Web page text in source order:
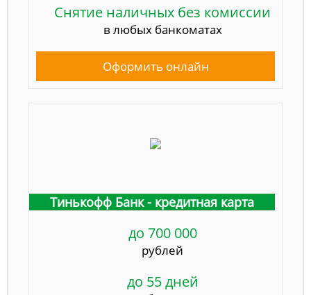
Снятие наличных без комиссии
в любых банкоматах
Оформить онлайн
Тинькофф Банк - кредитная карта
до 700 000
рублей
до 55 дней